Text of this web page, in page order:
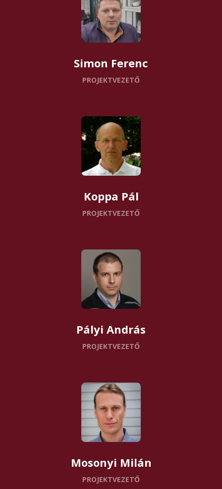
Simon Ferenc
PROJEKTVEZETŐ
Koppa Pál
PROJEKTVEZETŐ
Pályi András
PROJEKTVEZETŐ
Mosonyi Milán
PROJEKTVEZETŐ